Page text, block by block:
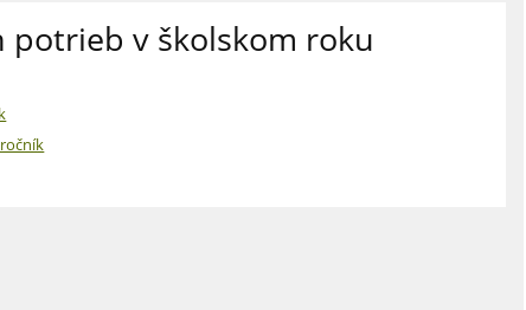
potrieb v školskom roku